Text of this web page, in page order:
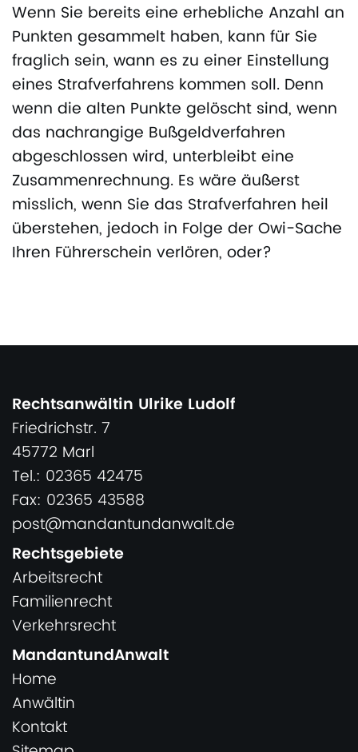
Wenn Sie bereits eine erhebliche Anzahl an
Punkten gesammelt haben, kann für Sie
fraglich sein, wann es zu einer Einstellung
eines Strafverfahrens kommen soll. Denn
wenn die alten Punkte gelöscht sind, wenn
das nachrangige Bußgeldverfahren
abgeschlossen wird, unterbleibt eine
Zusammenrechnung. Es wäre äußerst
misslich, wenn Sie das Strafverfahren heil
überstehen, jedoch in Folge der Owi-Sache
Ihren Führerschein verlören, oder?
Rechtsanwältin Ulrike Ludolf
Friedrichstr. 7
45772 Marl
Tel.: 02365 42475
Fax: 02365 43588
post@mandantundanwalt.de
Rechtsgebiete
Arbeitsrecht
Familienrecht
Verkehrsrecht
MandantundAnwalt
Home
Anwältin
Kontakt